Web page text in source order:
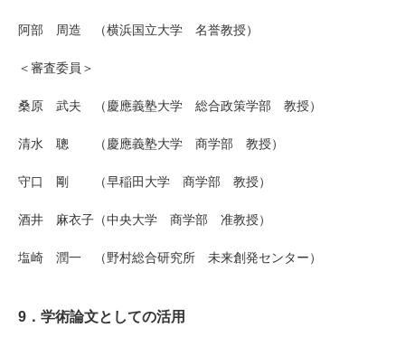
阿部 周造 （横浜国立大学 名誉教授）
＜審査委員＞
桑原 武夫 （慶應義塾大学 総合政策学部 教授）
清水 聰 （慶應義塾大学 商学部 教授）
守口 剛 （早稲田大学 商学部 教授）
酒井 麻衣子 （中央大学 商学部 准教授）
塩崎 潤一 （野村総合研究所 未来創発センター）
9．学術論文としての活用